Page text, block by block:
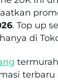
. Top up
di
terbaru